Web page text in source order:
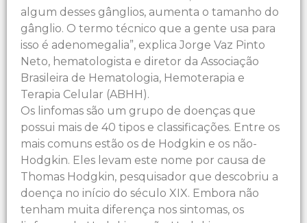
algum desses gânglios, aumenta o tamanho do
gânglio. O termo técnico que a gente usa para
isso é adenomegalia”, explica Jorge Vaz Pinto
Neto, hematologista e diretor da Associação
Brasileira de Hematologia, Hemoterapia e
Terapia Celular (ABHH).
Os linfomas são um grupo de doenças que
possui mais de 40 tipos e classificações. Entre os
mais comuns estão os de Hodgkin e os não-
Hodgkin. Eles levam este nome por causa de
Thomas Hodgkin, pesquisador que descobriu a
doença no início do século XIX. Embora não
tenham muita diferença nos sintomas, os